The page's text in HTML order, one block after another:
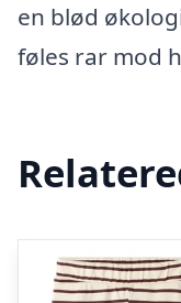
en blød
føles rar mod